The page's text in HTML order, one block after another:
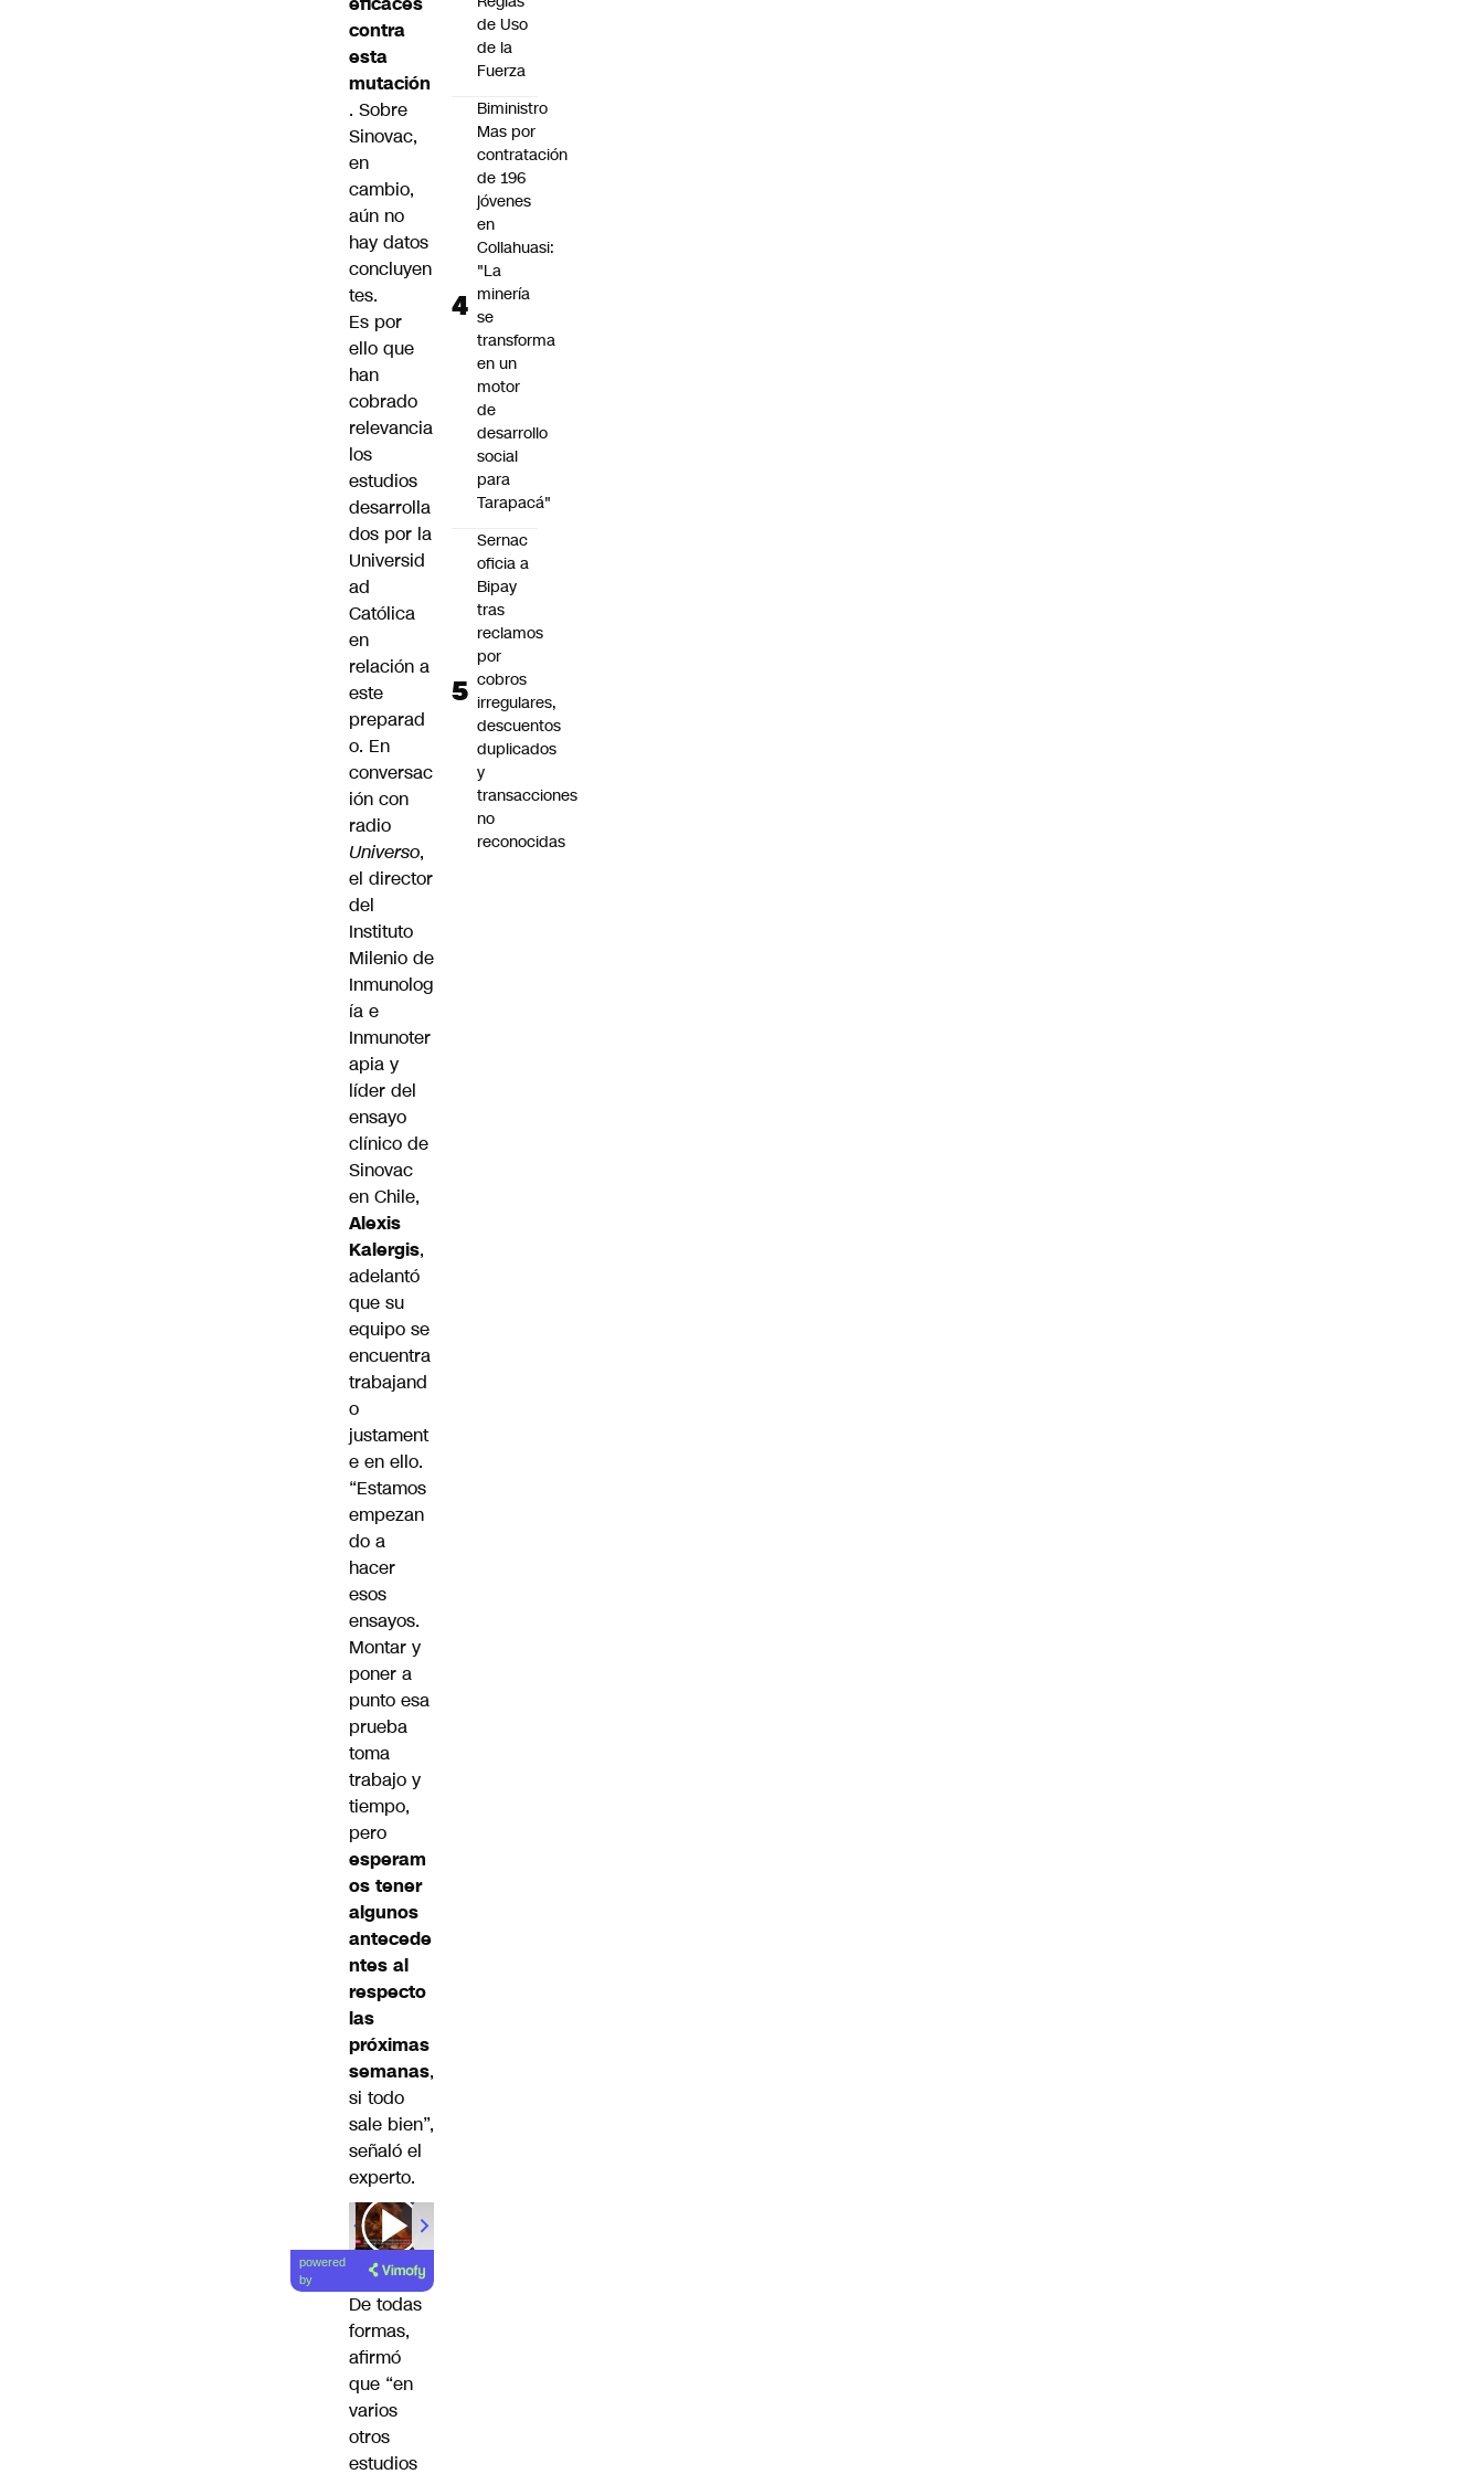
contra
esta
mutación
. Sobre
Sinovac,
en
cambio,
aún no
hay datos
concluyen
tes.
Es por
ello que
han
cobrado
relevancia
los
estudios
desarrolla
dos por la
Universid
ad
Católica
en
relación a
este
preparad
o. En
conversac
ión con
radio
Universo,
el director
del
Instituto
Milenio de
Inmunolog
ía e
Inmunoter
apia y
líder del
ensayo
clínico de
Sinovac
en Chile,
Alexis
Kalergis,
adelantó
que su
equipo se
encuentra
trabajand
o
justament
e en ello.
“Estamos
empezan
do a
hacer
esos
ensayos.
Montar y
poner a
punto esa
prueba
toma
trabajo y
tiempo,
pero
esperam
os tener
algunos
antecede
ntes al
respecto
las
próximas
semanas,
si todo
sale bien”,
señaló el
experto.
powered
by
De todas
formas,
afirmó
que “en
varios
otros
estudios
de Uso
de la
Fuerza
Biministro
Mas por
contratación
de 196
jóvenes
en
Collahuasi:
"La
minería
se
transforma
en un
motor
de
desarrollo
social
para
Tarapacá"
Sernac
oficia a
Bipay
tras
reclamos
por
cobros
irregulares,
descuentos
duplicados
y
transacciones
no
reconocidas